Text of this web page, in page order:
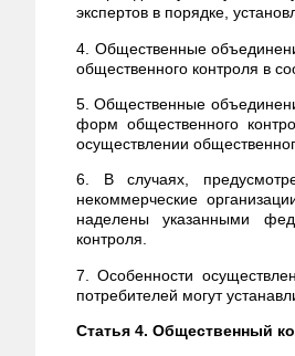
экспертов в порядке,
4. Общественные
общественного контроля в
5. Общественные
форм общественного
осуществлении
6. В случаях,
некоммерческие
наделены указанными
контроля.
7. Особенности
потребителей могут
Статья 4. Общественный